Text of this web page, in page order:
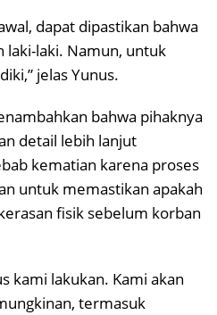
dapat dipastikan bahwa
laki-laki. Namun, untuk
jelas Yunus.
bahwa pihaknya
detail lebih lanjut
kematian karena proses
untuk memastikan apakah
fisik sebelum korban
kami lakukan. Kami akan
termasuk